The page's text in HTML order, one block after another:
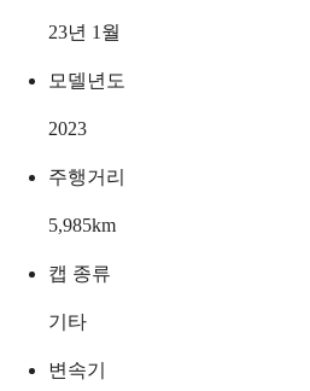
23년 1월
모델년도
2023
주행거리
5,985km
캡 종류
기타
변속기